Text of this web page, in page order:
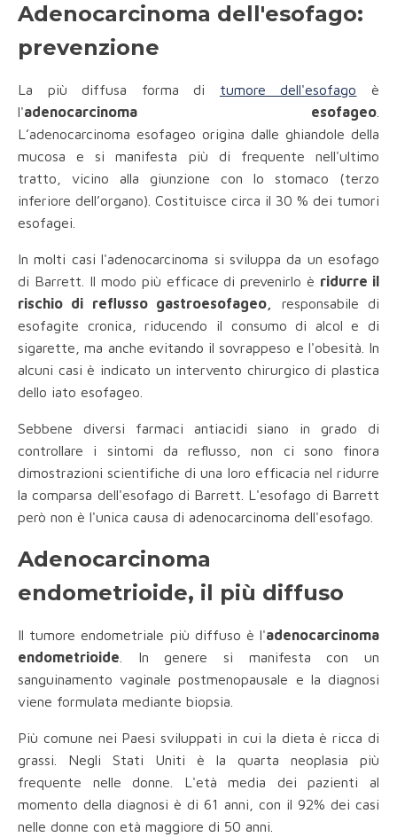
Adenocarcinoma dell'esofago:
prevenzione
La più diffusa forma di tumore dell'esofago è
l'adenocarcinoma esofageo
L’adenocarcinoma esofageo origina dalle ghiandole della
mucosa e si manifesta più di frequente nell'ultimo
tratto, vicino alla giunzione con lo stomaco (terzo
inferiore dell’organo). Costituisce circa il 30 % dei tumori
esofagei.
In molti casi l'adenocarcinoma si sviluppa da un esofago
di Barrett. Il modo più efficace di prevenirlo è ridurre il
rischio di reflusso gastroesofageo,
responsabile di
esofagite cronica, riducendo il consumo di alcol e di
sigarette, ma anche evitando il sovrappeso e l'obesità. In
alcuni casi è indicato un intervento chirurgico di plastica
dello iato esofageo.
Sebbene diversi farmaci antiacidi siano in grado di
controllare i sintomi da reflusso, non ci sono finora
dimostrazioni scientifiche di una loro efficacia nel ridurre
la comparsa dell'esofago di Barrett. L'esofago di Barrett
però non è l'unica causa di adenocarcinoma dell'esofago.
Adenocarcinoma
endometrioide, il più diffuso
Il tumore endometriale più diffuso è l'adenocarcinoma
endometrioide . In genere si manifesta con un
sanguinamento vaginale postmenopausale e la diagnosi
viene formulata mediante biopsia.
Più comune nei Paesi sviluppati in cui la dieta è ricca di
grassi. Negli Stati Uniti è la quarta neoplasia più
frequente nelle donne. L'età media dei pazienti al
momento della diagnosi è di 61 anni, con il 92% dei casi
nelle donne con età maggiore di 50 anni.